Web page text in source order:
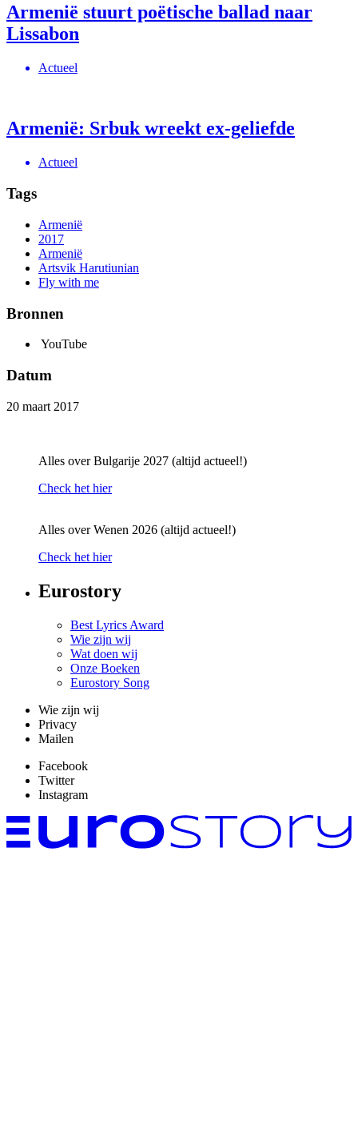
Armenië stuurt poëtische ballad naar
Lissabon
Actueel
Armenië: Srbuk wreekt ex-geliefde
Actueel
Tags
Armenië
2017
Armenië
Artsvik Harutiunian
Fly with me
Bronnen
YouTube
Datum
20 maart 2017
Alles over Bulgarije 2027 (altijd actueel!)
Check het hier
Alles over Wenen 2026 (altijd actueel!)
Check het hier
Eurostory
Best Lyrics Award
Wie zijn wij
Wat doen wij
Onze Boeken
Eurostory Song
Wie zijn wij
Privacy
Mailen
Facebook
Twitter
Instagram